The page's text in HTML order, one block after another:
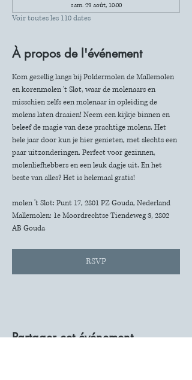
sam. 29 août, 10:00
Voir toutes les 110 dates
À propos de l'événement
Kom gezellig langs bij Poldermolen de Mallemolen
en korenmolen 't Slot, waar de molenaars en
misschien zelfs een molenaar in opleiding de
molens laten draaien! Neem een kijkje binnen en
beleef de magie van deze prachtige molens. Het
hele jaar door kun je hier genieten, met slechts een
paar uitzonderingen. Perfect voor gezinnen,
molenliefhebbers en een leuk dagje uit. En het
beste van alles? Het is helemaal gratis!
molen 't Slot: Punt 17, 2801 PZ Gouda, Nederland
Mallemolen: 1e Moordrechtse Tiendeweg 3, 2802
AB Gouda
RSVP
Partager cet événement